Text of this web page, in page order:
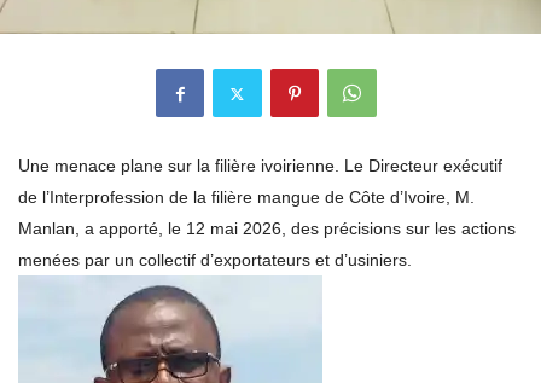
Une menace plane sur la filière ivoirienne. Le Directeur exécutif
de l’Interprofession de la filière mangue de Côte d’Ivoire, M.
Manlan, a apporté, le 12 mai 2026, des précisions sur les actions
menées par un collectif d’exportateurs et d’usiniers.